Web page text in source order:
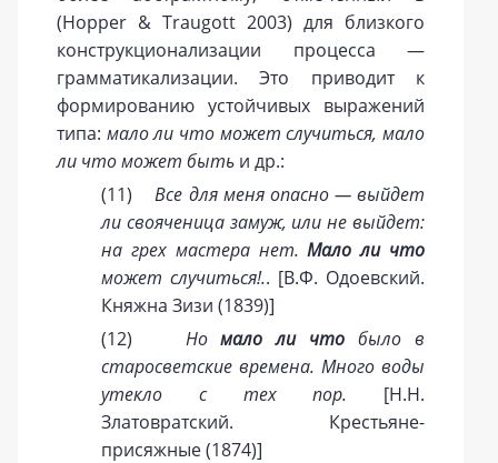
(Hopper & Traugott 2003) для близкого
конструкционализации процесса —
грамматикализации. Это приводит к
формированию устойчивых выражений
типа: мало ли что может случиться, мало
ли что может быть и др.:
(11)Все для меня опасно — выйдет
ли свояченица замуж, или не выйдет:
на грех мастера нет.Мало ли что
может случиться!.. [В.Ф. Одоевский.
Княжна Зизи (1839)]
(12) Номало ли что было в
старосветские времена. Много воды
утекло с тех пор. [Н.Н.
Златовратский. Крестьяне-
присяжные (1874)]